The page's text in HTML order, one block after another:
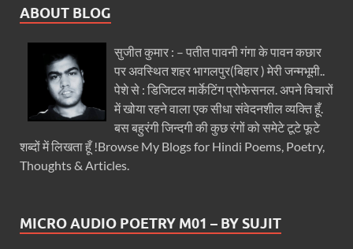
ABOUT BLOG
सुजीत कुमार : – पतीत पावनी गंगा के पावन कछार
पर अवस्थित शहर भागलपुर(बिहार ) मेरी जन्मभूमी..
पेशे से : डिजिटल मार्केटिंग प्रोफेसनल. अपने विचारों
में खोया रहने वाला एक सीधा संवेदनशील व्यक्ति हूँ.
बस बहुरंगी जिन्दगी की कुछ रंगों को समेटे टूटे फूटे
शब्दों में लिखता हूँ !Browse My Blogs for Hindi Poems, Poetry,
Thoughts & Articles.
MICRO AUDIO POETRY M01 – BY SUJIT